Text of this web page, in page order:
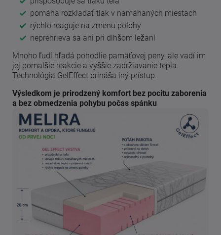
pomáha rozkladať tlak v namáhaných miestach
rýchlo reaguje na zmenu polohy
neprehrieva sa ani pri dlhšom ležaní
Mnoho ľudí hľadá pohodlie pamäťovej peny, ale vadí im
jej pomalšie reakcie a vyššie zadržiavanie tepla.
Technológia GelEffect prináša iný prístup.
Výsledkom je prirodzený komfort bez pocitu zaborenia
a bez obmedzenia pohybu počas spánku